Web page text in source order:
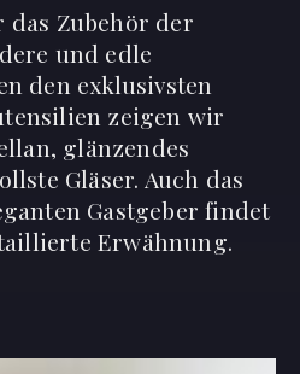
Zubehör der
und edle
den exklusivsten
zeigen wir
glänzendes
Gläser. Auch das
Gastgeber findet
Erwähnung.